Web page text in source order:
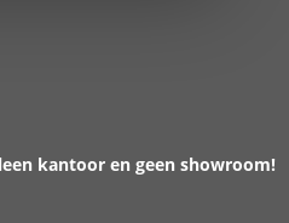
kantoor en geen showroom!